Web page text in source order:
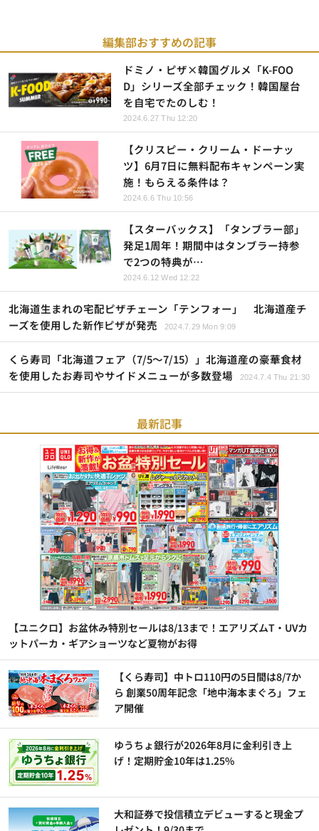
編集部おすすめの記事
ドミノ・ピザ×韓国グルメ「K-FOO
D」シリーズ全部チェック！韓国屋台
を自宅でたのしむ！
2024.6.27 Thu 12:20
【クリスピー・クリーム・ドーナッ
ツ】6月7日に無料配布キャンペーン実
施！もらえる条件は？
2024.6.6 Thu 10:56
【スターバックス】「タンブラー部」
発足1周年！期間中はタンブラー持参
で2つの特典が…
2024.6.12 Wed 12:22
北海道生まれの宅配ピザチェーン「テンフォー」 北海道産チ
ーズを使用した新作ピザが発売
2024.7.29 Mon 9:09
くら寿司「北海道フェア（7/5～7/15）」北海道産の豪華食材
を使用したお寿司やサイドメニューが多数登場
2024.7.4 Thu 21:30
最新記事
【ユニクロ】お盆休み特別セールは8/13まで！エアリズムT・UVカ
ットパーカ・ギアショーツなど夏物がお得
【くら寿司】中トロ110円の5日間は8/7か
ら 創業50周年記念「地中海本まぐろ」フェ
ア開催
ゆうちょ銀行が2026年8月に金利引き上
げ！定期貯金10年は1.25%
大和証券で投信積立デビューすると現金プ